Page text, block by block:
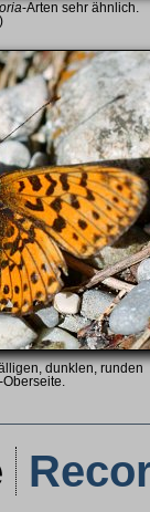
-Arten sehr ähnlich.
dunklen, runden